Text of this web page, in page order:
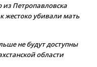
из Петропавловска
жестоко убивали мать
не будут доступны
области